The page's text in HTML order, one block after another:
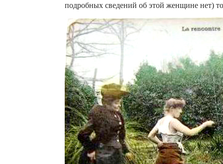
подробных сведений об этой женщине нет)